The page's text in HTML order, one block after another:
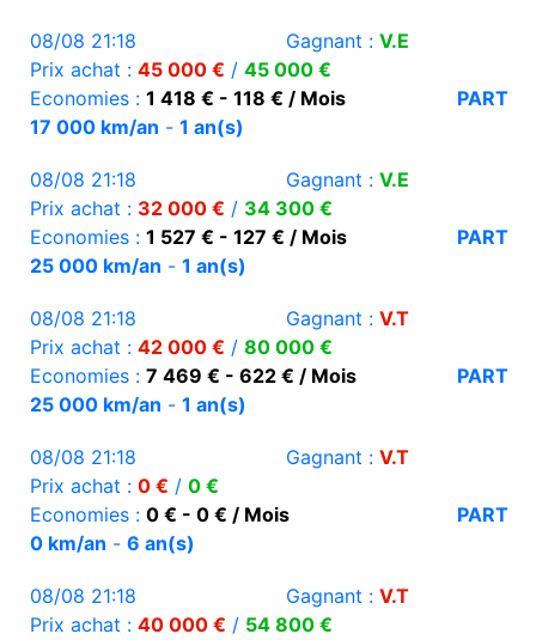
08/08 21:18 Gagnant : V.E
Prix achat : 45 000 € / 45 000 €
Economies : 1 418 € - 118 € / Mois
PART
17 000 km/an - 1 an(s)
08/08 21:18 Gagnant : V.E
Prix achat : 32 000 € / 34 300 €
Economies : 1 527 € - 127 € / Mois
PART
25 000 km/an - 1 an(s)
08/08 21:18 Gagnant : V.T
Prix achat : 42 000 € / 80 000 €
Economies : 7 469 € - 622 € / Mois
PART
25 000 km/an - 1 an(s)
08/08 21:18 Gagnant : V.T
Prix achat : 0 € / 0 €
Economies : 0 € - 0 € / Mois
PART
0 km/an - 6 an(s)
08/08 21:18 Gagnant : V.T
Prix achat : 40 000 € / 54 800 €